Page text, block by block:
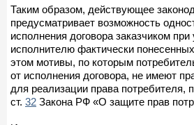
Таким образом, действующее
предусматривает возможность
исполнения договора заказчиком
исполнителю фактически
этом мотивы, по которым
от исполнения договора, не имеют
для реализации права потребителя,
ст. 32 Закона РФ «О защите прав